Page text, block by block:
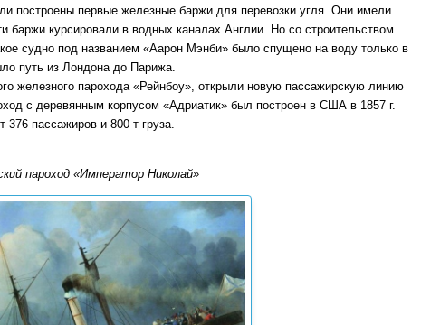
построены первые железные баржи для перевозки угля. Они имели
баржи курсировали в водных каналах Англии. Но со строительством
судно под названием «Аарон Мэнби» было спущено на воду только в
путь из Лондона до Парижа.
железного парохода «Рейнбоу», открыли новую пассажирскую линию
с деревянным корпусом «Адриатик» был построен в США в 1857 г.
пассажиров и 800 т груза.
пароход «Император Николай»